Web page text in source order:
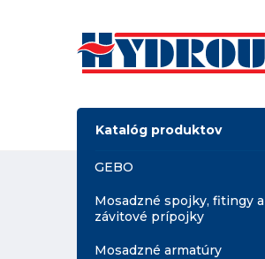
Katalóg produktov
GEBO
Mosadzné spojky, fitingy a
závitové prípojky
Mosadzné armatúry